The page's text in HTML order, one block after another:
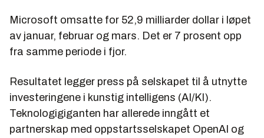
Microsoft omsatte for 52,9 milliarder dollar i løpet
av januar, februar og mars. Det er 7 prosent opp
fra samme periode i fjor.
Resultatet legger press på selskapet til å utnytte
investeringene i kunstig intelligens (AI/KI).
Teknologigiganten har allerede inngått et
partnerskap med oppstartsselskapet OpenAI og